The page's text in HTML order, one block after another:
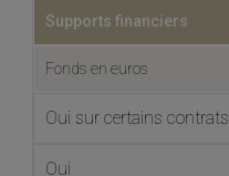
Supports financiers
Fonds en euros
Oui sur certains contrats
Oui